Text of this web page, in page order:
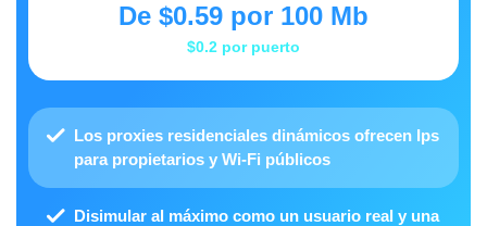
De $0.59 por 100 Mb
$0.2 por puerto
Los proxies residenciales dinámicos ofrecen Ips
para propietarios y Wi-Fi públicos
Disimular al máximo como un usuario real y una